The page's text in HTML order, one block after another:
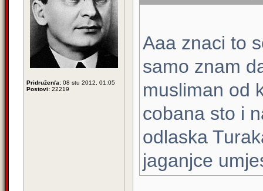
Pridružen/a: 08 stu 2012, 01:05
Postovi: 22219
Aaa znaci to
samo znam
musliman od
cobana sto i
odlaska
jaganjce